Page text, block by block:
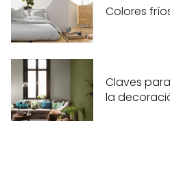
Colores
Claves
la